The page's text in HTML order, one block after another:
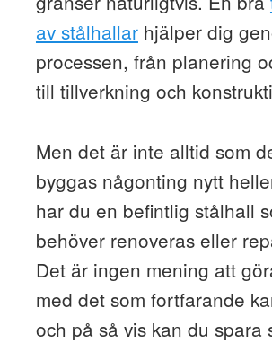
av stålhallarhjälper dig
processen, från planering
till tillverkning och
Men det är inte alltid som
byggas någonting nytt
har du en befintlig stålhall
behöver renoveras eller
Det är ingen mening att
med det som fortfarande
och på så vis kan du spara